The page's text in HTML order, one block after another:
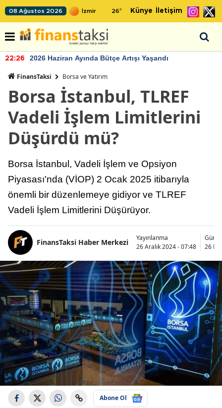
08 Ağustos 2026 26° Künye İletişim
22:26 2026 Haziran Ayında Bütçe Artışı Yaşandı
FinansTaksi Borsa ve Yatırım
Borsa İstanbul, TLREF
Vadeli İşlem Limitlerini
Düşürdü mü?
Borsa İstanbul, Vadeli İşlem ve Opsiyon
Piyasası'nda (VİOP) 2 Ocak 2025 itibarıyla
önemli bir düzenlemeye gidiyor ve TLREF
Vadeli İşlem Limitlerini Düşürüyor.
FinansTaksi Haber Merkezi
Yayınlanma
26 Aralık 2024 - 07:48
26
Abone Ol